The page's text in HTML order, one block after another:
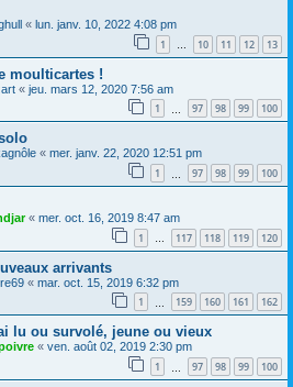
« lun. janv. 10, 2022 4:08 pm
1 … 10 11 12 13
moulticartes !
« jeu. mars 12, 2020 7:56 am
1 97 98 99 100
« mer. janv. 22, 2020 12:51 pm
1 97 98 99 100
« mer. oct. 16, 2019 8:47 am
1 … 117 118 119 120
arrivants
« mar. oct. 15, 2019 6:32 pm
1 159 160 161 162
lu ou survolé, jeune ou vieux
« ven. août 02, 2019 2:30 pm
1 97 98 99 100